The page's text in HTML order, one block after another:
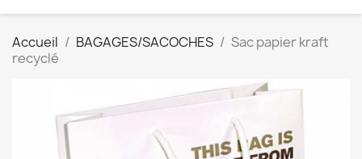
Accueil BAGAGES/SACOCHES
Sac papier kraft
recyclé